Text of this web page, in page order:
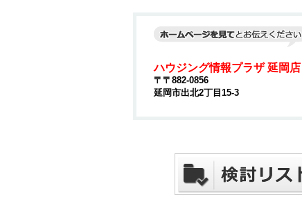
ハウジング情報プラザ 延岡店
〒〒882-0856
延岡市出北2丁目15-3